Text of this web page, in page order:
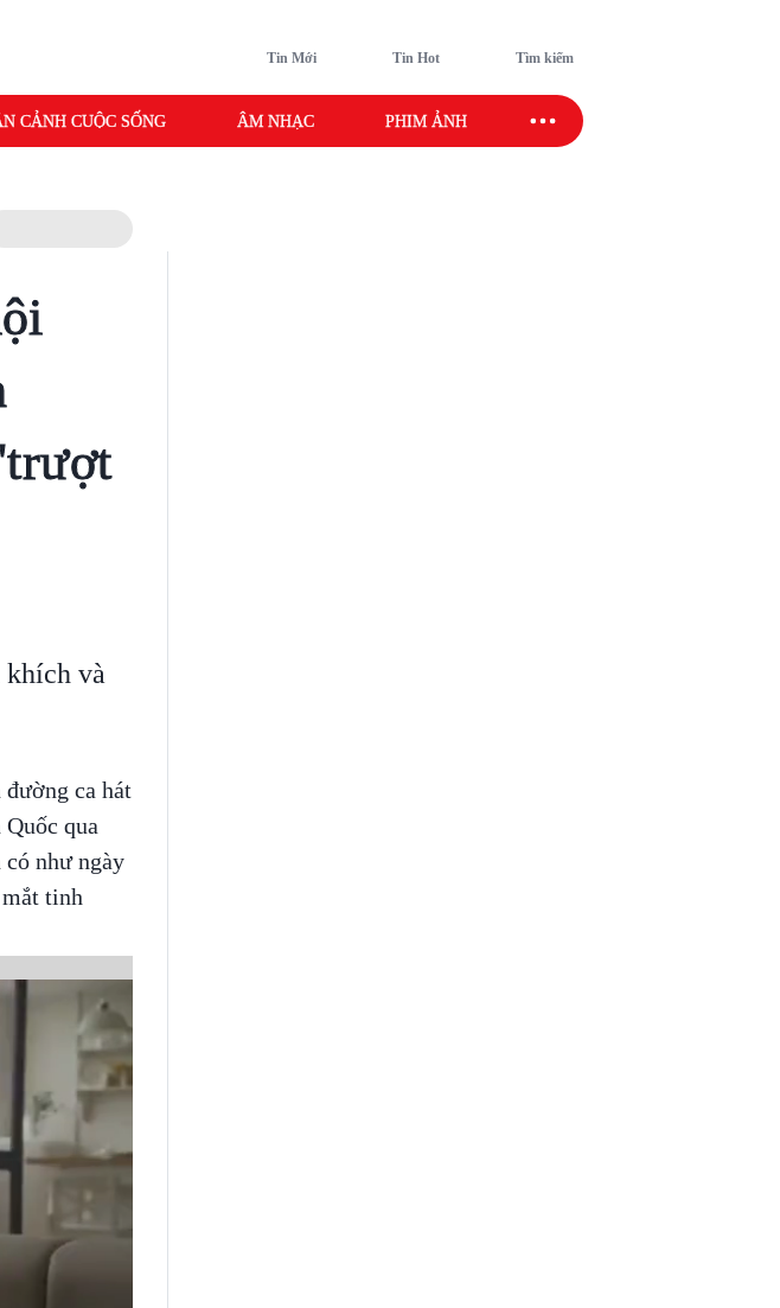
Tin Mới Tin Hot Tìm kiếm
CẢNH CUỘC SỐNG ÂM NHẠC PHIM ẢNH SAO SPORT
khích và
ca hát
qua
như ngày
tinh